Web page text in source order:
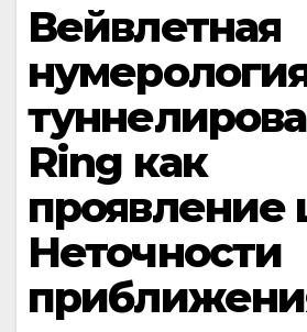
Вейвлетная
Ring как
проявление
Неточности